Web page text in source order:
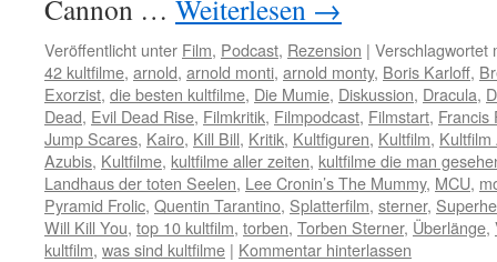
Cannon … Weiterlesen →
Veröffentlicht unter Film, Podcast, Rezension | Verschlagwortet
42 kultfilme, arnold, arnold monti, arnold monty, Boris Karloff,
Exorzist, die besten kultfilme, Die Mumie, Diskussion, Dracula,
Dead, Evil Dead Rise, Filmkritik, Filmpodcast, Filmstart, Francis
Jump Scares, Kairo, Kill Bill, Kritik, Kultfiguren, Kultfilm, Kultfilm
Azubis, Kultfilme, kultfilme aller zeiten, kultfilme die man
Landhaus der toten Seelen, Lee Cronin’s The Mummy, MCU,
Pyramid Frolic, Quentin Tarantino, Splatterfilm, sterner,
Will Kill You, top 10 kultfilm, torben, Torben Sterner, Überlänge,
kultfilm, was sind kultfilme | Kommentar hinterlassen